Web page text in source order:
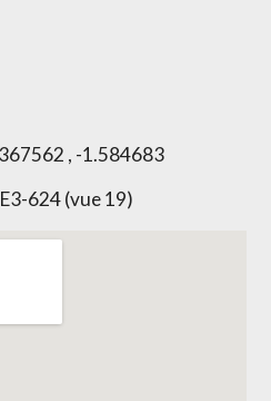
, -1.584683
E3-624 (vue 19)